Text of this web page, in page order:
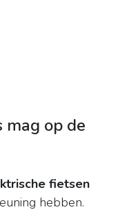
op de
fietsen
hebben.